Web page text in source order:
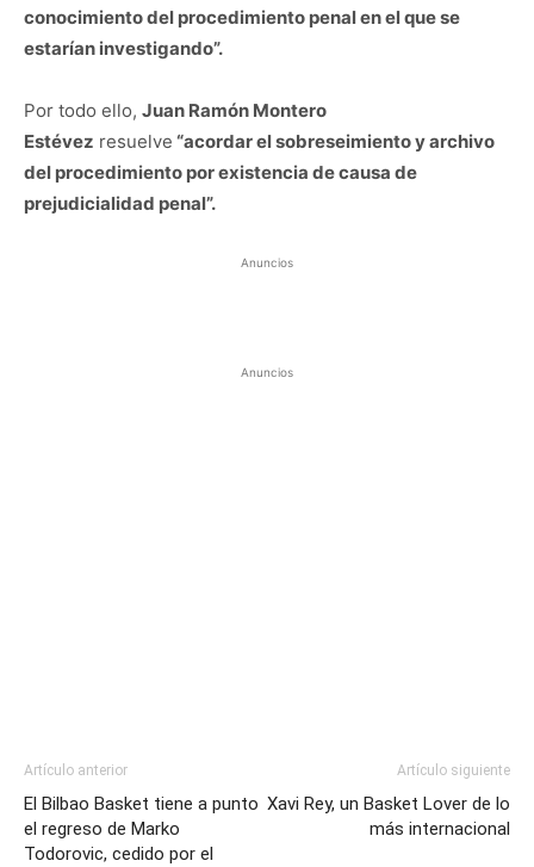
conocimiento del procedimiento penal en el que se
estarían investigando”.
Por todo ello, Juan Ramón Montero
Estévez resuelve “acordar el sobreseimiento y archivo
del procedimiento por existencia de causa de
prejudicialidad penal”.
Anuncios
Anuncios
Artículo anterior
El Bilbao Basket tiene a punto
el regreso de Marko
Todorovic, cedido por el
Artículo siguiente
Xavi Rey, un Basket Lover de lo
más internacional